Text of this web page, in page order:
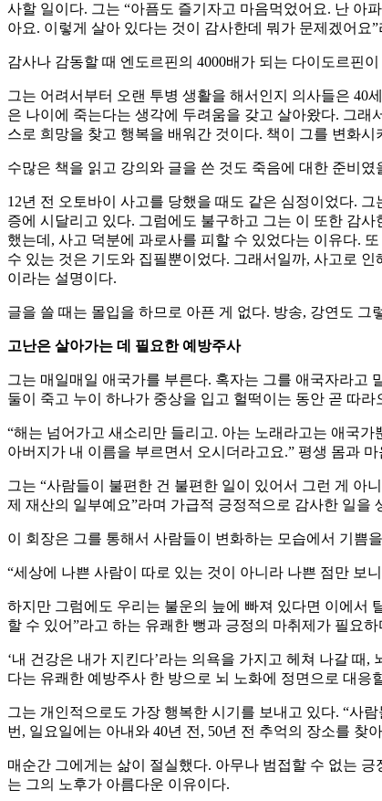
사할 일이다. 그는 “아픔도 즐기자고 마음먹었어요. 난 아
아요. 이렇게 살아 있다는 것이 감사한데 뭐가 문제겠어요
감사나 감동할 때 엔도르핀의 4000배가 되는 다이도르핀
그는 어려서부터 오랜 투병 생활을 해서인지 의사들은 40
은 나이에 죽는다는 생각에 두려움을 갖고 살아왔다. 그
스로 희망을 찾고 행복을 배워간 것이다. 책이 그를 변화
수많은 책을 읽고 강의와 글을 쓴 것도 죽음에 대한 준비
12년 전 오토바이 사고를 당했을 때도 같은 심정이었다.
증에 시달리고 있다. 그럼에도 불구하고 그는 이 또한 감
했는데, 사고 덕분에 과로사를 피할 수 있었다는 이유다.
수 있는 것은 기도와 집필뿐이었다. 그래서일까, 사고로
이라는 설명이다.
글을 쓸 때는 몰입을 하므로 아픈 게 없다. 방송, 강연도 그
고난은 살아가는 데 필요한 예방주사
그는 매일매일 애국가를 부른다. 혹자는 그를 애국자라고
둘이 죽고 누이 하나가 중상을 입고 헐떡이는 동안 곧 따
“해는 넘어가고 새소리만 들리고. 아는 노래라고는 애국
아버지가 내 이름을 부르면서 오시더라고요.” 평생 몸과
그는 “사람들이 불편한 건 불편한 일이 있어서 그런 게 아
제 재산의 일부예요”라며 가급적 긍정적으로 감사한 일을
이 회장은 그를 통해서 사람들이 변화하는 모습에서 기쁨
“세상에 나쁜 사람이 따로 있는 것이 아니라 나쁜 점만 보
하지만 그럼에도 우리는 불운의 늪에 빠져 있다면 이에서
할 수 있어”라고 하는 유쾌한 뻥과 긍정의 마취제가 필요
‘내 건강은 내가 지킨다’라는 의욕을 가지고 헤쳐 나갈 때
다는 유쾌한 예방주사 한 방으로 뇌 노화에 정면으로 대응
그는 개인적으로도 가장 행복한 시기를 보내고 있다. “사
번, 일요일에는 아내와 40년 전, 50년 전 추억의 장소를 찾
매순간 그에게는 삶이 절실했다. 아무나 범접할 수 없는
는 그의 노후가 아름다운 이유이다.